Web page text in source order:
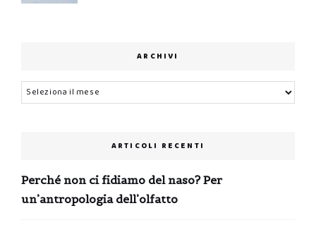
ARCHIVI
Archivi
ARTICOLI RECENTI
Perché non ci fidiamo del naso? Per
un’antropologia dell’olfatto